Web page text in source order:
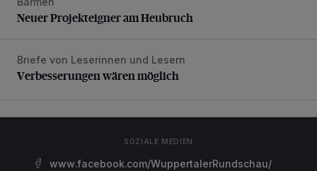
Neuer Projekteigner am Heubruch
Neuer Projekteigner am Heubruch
Verbesserungen wären möglich
Briefe von Leserinnen und Lesern
Verbesserungen wären möglich
SOZIALE MEDIEN
www.facebook.com/WuppertalerRundschau/